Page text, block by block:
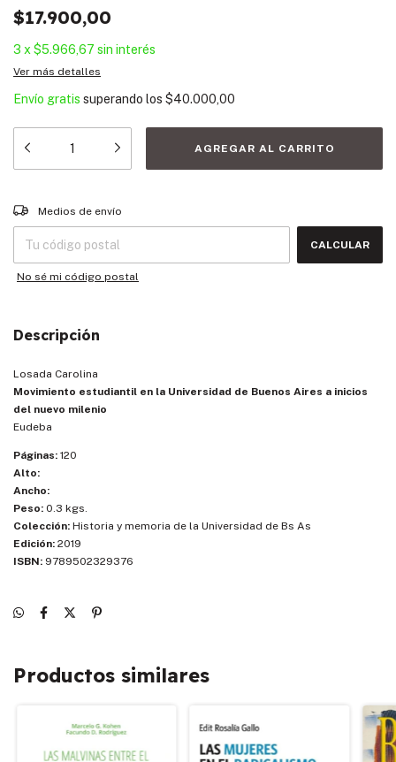
$17.900,00
3 x $5.966,67 sin interés
Ver más detalles
Envío gratis superando los $40.000,00
Entregas para el CP:
Medios de envío
CALCULAR
No sé mi código postal
Descripción
Losada Carolina
Movimiento estudiantil en la Universidad de Buenos Aires a inicios
del nuevo milenio
Eudeba
Páginas: 120
Alto:
Ancho:
Peso: 0.3 kgs.
Colección: Historia y memoria de la Universidad de Bs As
Edición: 2019
ISBN: 9789502329376
Productos similares